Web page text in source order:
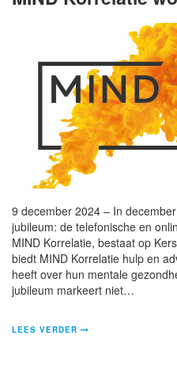
9 december 2024 – In
jubileum: de telefonische en
MIND Korrelatie, bestaat op
biedt MIND Korrelatie hulp en
heeft over hun mentale
jubileum markeert niet…
LEES VERDER